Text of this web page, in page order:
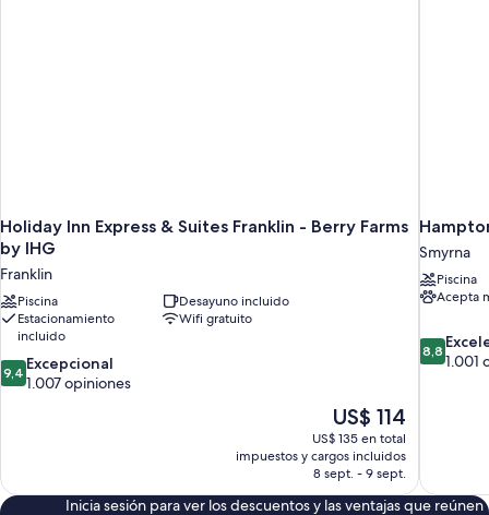
Holiday Inn Express & Suites Franklin - Berry Farms
by IHG
Franklin
Piscina
Desayuno incluido
Estacionamiento
incluido
Wifi gratuito
9.4
de
9,4 Excepcional
1.007 opiniones
El
precio
actual
es
de
US$ 114
US$ 114
US$ 135 en total
impuestos y cargos incluidos
8 sept. - 9 sept.
Smyrna
Piscina
Acepta
8.8
de
8,8
1.001
Inicia sesión para ver los descuentos y las ventajas que reúnen